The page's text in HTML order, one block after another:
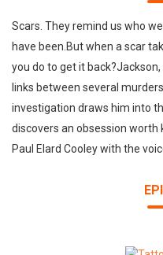
Scars. They remind us who
have been.But when a scar
you do to get it
links between several
investigation draws him into
discovers an obsession
Paul Elard Cooley with the